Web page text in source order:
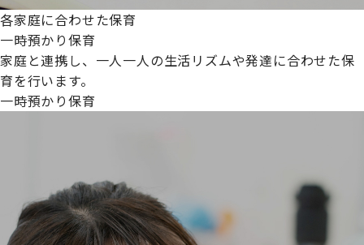
各家庭に合わせた保育
一時預かり保育
家庭と連携し、一人一人の生活リズムや発達に合わせた保
育を行います。
一時預かり保育